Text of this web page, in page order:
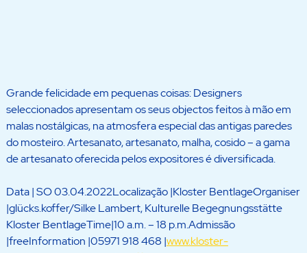
Grande felicidade em pequenas coisas: Designers
seleccionados apresentam os seus objectos feitos à mão em
malas nostálgicas, na atmosfera especial das antigas paredes
do mosteiro. Artesanato, artesanato, malha, cosido – a gama
de artesanato oferecida pelos expositores é diversificada.
Data | SO 03.04.2022Localização |Kloster BentlageOrganiser
|glücks.koffer/Silke Lambert, Kulturelle Begegnungsstätte
Kloster BentlageTime|10 a.m. – 18 p.m.Admissão
|freeInformation |05971 918 468 |www.kloster-